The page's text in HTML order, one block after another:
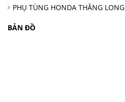
PHỤ TÙNG HONDA THĂNG LONG
BẢN ĐỒ